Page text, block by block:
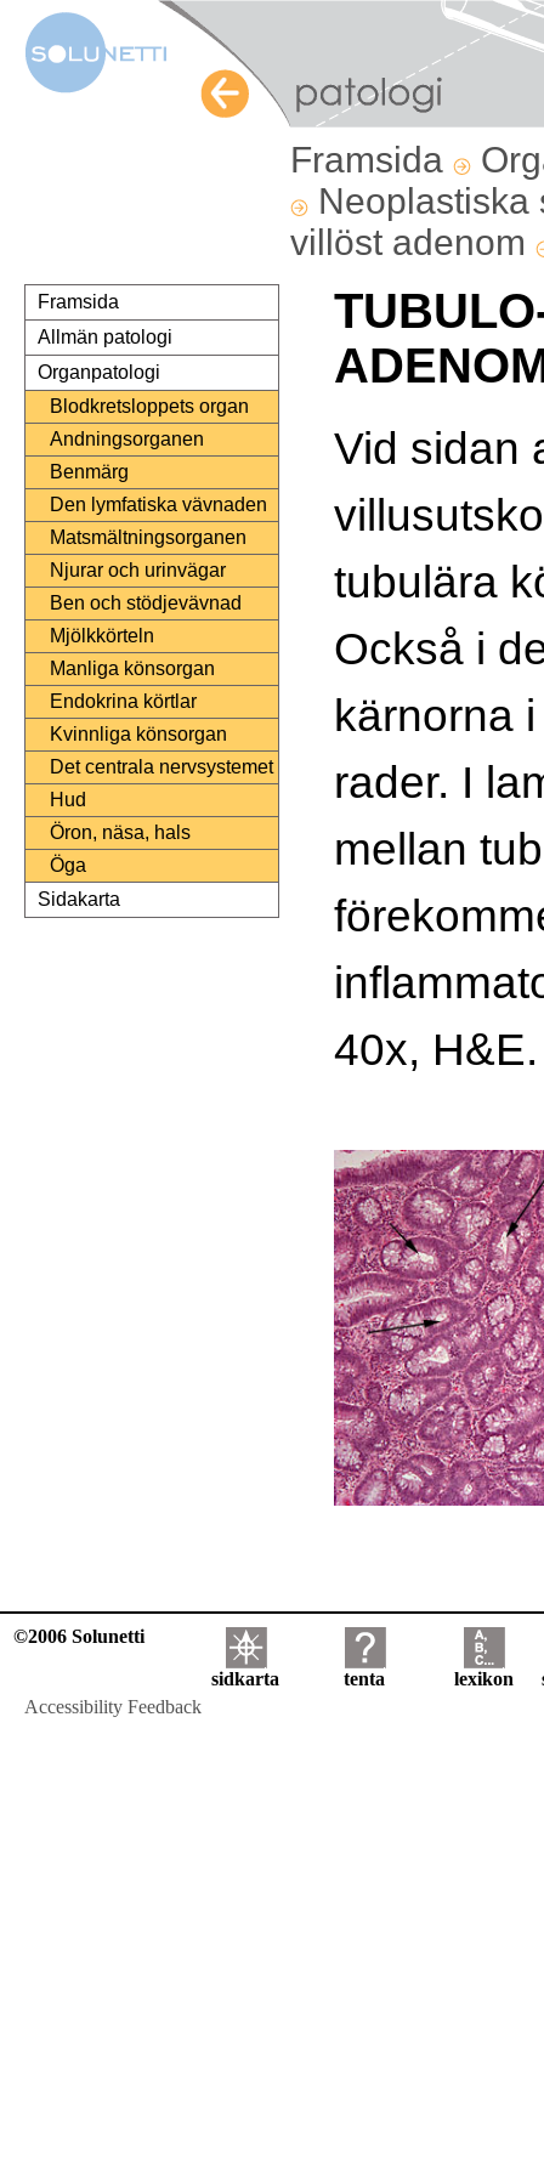
Framsida
villöst adenom
Framsida
Allmän patologi
Organpatologi
Blodkretsloppets organ
Andningsorganen
Benmärg
Den lymfatiska vävnaden
Matsmältningsorganen
Njurar och urinvägar
Ben och stödjevävnad
Mjölkkörteln
Manliga könsorgan
Endokrina körtlar
Kvinnliga könsorgan
Det centrala nervsystemet
Hud
Öron, näsa, hals
Öga
Sidakarta
Vid sidan
tubulära
Också i
kärnorna
rader. I
mellan
40x, H&E.
©2006 Solunetti
sidkarta tenta lexikon
Accessibility Feedback